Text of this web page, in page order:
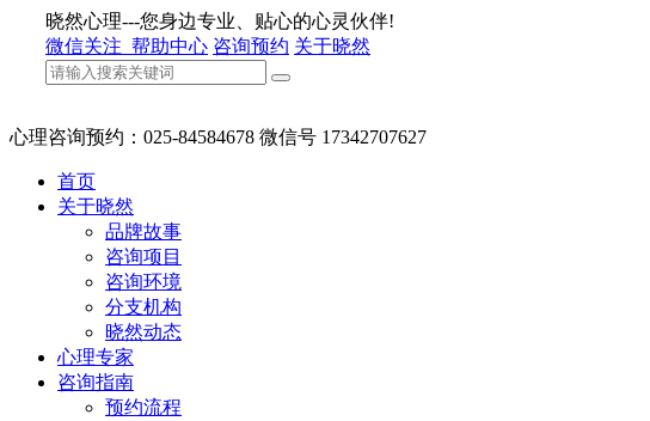
晓然心理---您身边专业、贴心的心灵伙伴!
微信关注 帮助中心 咨询预约 关于晓然
心理咨询预约：025-84584678 微信号 17342707627
首页
关于晓然
品牌故事
咨询项目
咨询环境
分支机构
晓然动态
心理专家
咨询指南
预约流程